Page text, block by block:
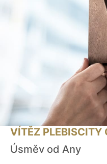
VÍTĚZ PLEBISCITY
Úsměv od Any